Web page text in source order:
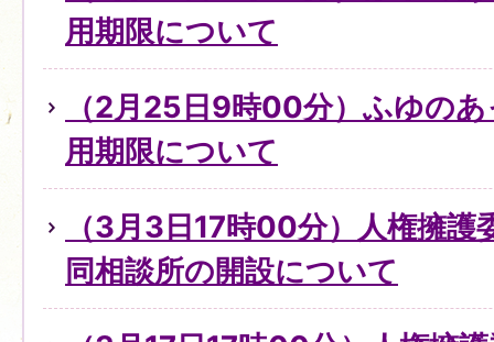
用期限について
（2月25日9時00分）ふゆの
用期限について
（3月3日17時00分）人権擁護
同相談所の開設について